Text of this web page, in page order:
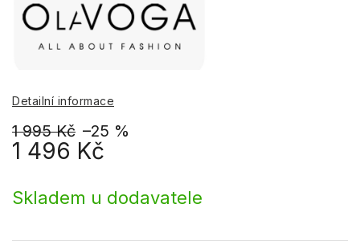
1 995 Kč –25 %
1 496 Kč
cena:
Skladem u dodavatele
Detailní informace